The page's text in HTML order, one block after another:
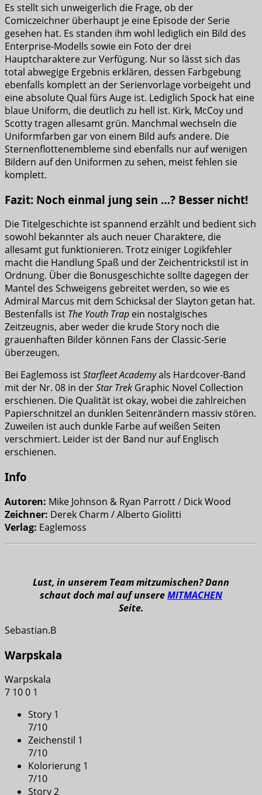
Es stellt sich unweigerlich die Frage, ob der
Comiczeichner überhaupt je eine Episode der Serie
gesehen hat. Es standen ihm wohl lediglich ein Bild des
Enterprise-Modells sowie ein Foto der drei
Hauptcharaktere zur Verfügung. Nur so lässt sich das
total abwegige Ergebnis erklären, dessen Farbgebung
ebenfalls komplett an der Serienvorlage vorbeigeht und
eine absolute Qual fürs Auge ist. Lediglich Spock hat eine
blaue Uniform, die deutlich zu hell ist. Kirk, McCoy und
Scotty tragen allesamt grün. Manchmal wechseln die
Uniformfarben gar von einem Bild aufs andere. Die
Sternenflottenembleme sind ebenfalls nur auf wenigen
Bildern auf den Uniformen zu sehen, meist fehlen sie
komplett.
Fazit: Noch einmal jung sein …? Besser nicht!
Die Titelgeschichte ist spannend erzählt und bedient sich
sowohl bekannter als auch neuer Charaktere, die
allesamt gut funktionieren. Trotz einiger Logikfehler
macht die Handlung Spaß und der Zeichentrickstil ist in
Ordnung. Über die Bonusgeschichte sollte dagegen der
Mantel des Schweigens gebreitet werden, so wie es
Admiral Marcus mit dem Schicksal der Slayton getan hat.
Bestenfalls ist The Youth Trap ein nostalgisches
Zeitzeugnis, aber weder die krude Story noch die
grauenhaften Bilder können Fans der Classic-Serie
überzeugen.
Bei Eaglemoss istStarfleet Academyals Hardcover-Band
mit der Nr. 08 in derStar Trek Graphic Novel Collection
erschienen. Die Qualität ist okay, wobei die zahlreichen
Papierschnitzel an dunklen Seitenrändern massiv stören.
Zuweilen ist auch dunkle Farbe auf weißen Seiten
verschmiert. Leider ist der Band nur auf Englisch
erschienen.
Info
Autoren: Mike Johnson & Ryan Parrott / Dick Wood
Zeichner: Derek Charm / Alberto Giolitti
Verlag: Eaglemoss
Lust, in unserem Team mitzumischen? Dann
schaut doch mal auf unsereMITMACHEN
Seite.
Sebastian.B
Warpskala
Warpskala
7 100 1
Story 1
7/10
Zeichenstil 1
7/10
Kolorierung 1
7/10
Story 2